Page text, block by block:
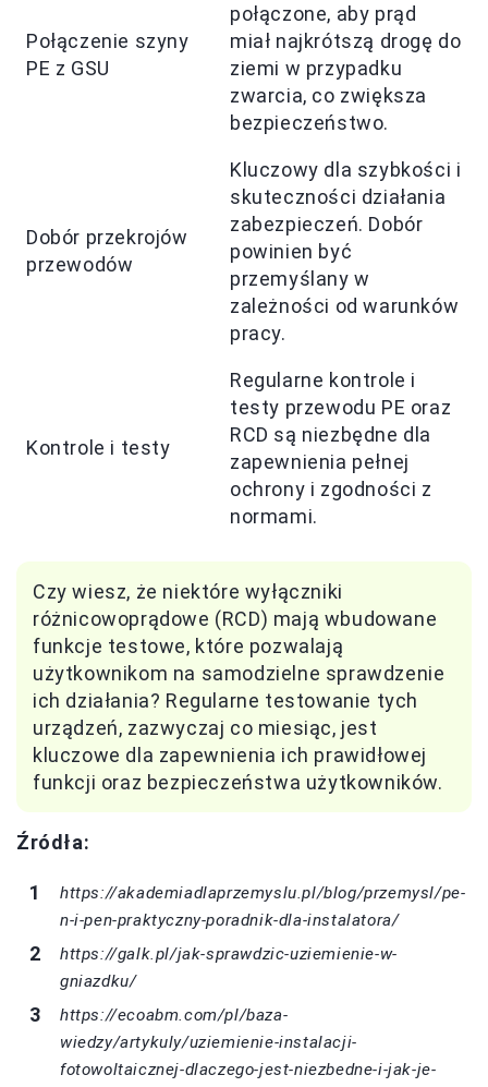
Połączenie szyny
PE z GSU
połączone, aby prąd
miał najkrótszą drogę do
ziemi w przypadku
zwarcia, co zwiększa
bezpieczeństwo.
Dobór przekrojów
przewodów
Kluczowy dla szybkości i
skuteczności działania
zabezpieczeń. Dobór
powinien być
przemyślany w
zależności od warunków
pracy.
Kontrole i testy
Regularne kontrole i
testy przewodu PE oraz
RCD są niezbędne dla
zapewnienia pełnej
ochrony i zgodności z
normami.
Czy wiesz, że niektóre wyłączniki
różnicowoprądowe (RCD) mają wbudowane
funkcje testowe, które pozwalają
użytkownikom na samodzielne sprawdzenie
ich działania? Regularne testowanie tych
urządzeń, zazwyczaj co miesiąc, jest
kluczowe dla zapewnienia ich prawidłowej
funkcji oraz bezpieczeństwa użytkowników.
Źródła:
https://akademiadlaprzemyslu.pl/blog/przemysl/pe-
n-i-pen-praktyczny-poradnik-dla-instalatora/
https://galk.pl/jak-sprawdzic-uziemienie-w-
gniazdku/
https://ecoabm.com/pl/baza-
wiedzy/artykuly/uziemienie-instalacji-
fotowoltaicznej-dlaczego-jest-niezbedne-i-jak-je-